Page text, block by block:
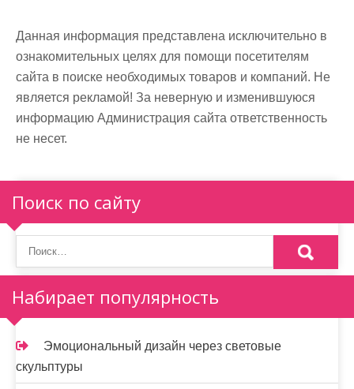
Данная информация представлена исключительно в
ознакомительных целях для помощи посетителям
сайта в поиске необходимых товаров и компаний. Не
является рекламой! За неверную и изменившуюся
информацию Администрация сайта ответственность
не несет.
Поиск по сайту
Набирает популярность
Эмоциональный дизайн через световые
скульптуры